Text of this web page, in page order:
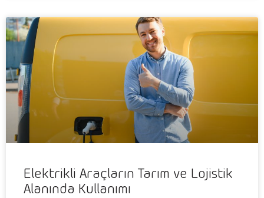
Elektrikli Araçların Tarım ve Lojistik
Alanında Kullanımı